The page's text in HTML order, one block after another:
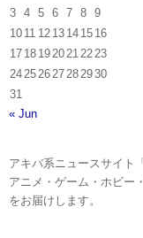
3
4 5 6 7 8
9
10 11 12 13 14 15 16
17 18 19 20 21 22 23
24 25 26 27 28 2930
31
« Jun
アキバ系ニュースサイト
アニメ・ゲーム・ホビー
をお届けします。